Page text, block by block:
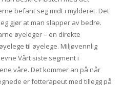
befant seg midt i mylderet. Det
gjør at man slapper av bedre.
øyeleger – en direkte
til øyelege. Miljøvennlig
Vårt siste segment i
våre. Det kommer an på når
er fotterapeut med tillegg på